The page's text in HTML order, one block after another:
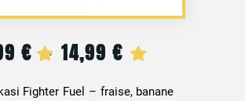
€ – 14,99 €Plage
de
Fighter Fuel – fraise, banane